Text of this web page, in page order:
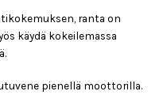
ranta on
käydä kokeilemassa
pienellä moottorilla.